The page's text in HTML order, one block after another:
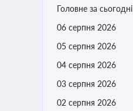
Головне за сьогодні
06 серпня 2026
05 серпня 2026
04 серпня 2026
03 серпня 2026
02 серпня 2026